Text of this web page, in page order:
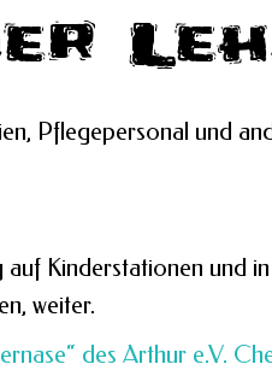
Pflegepersonal und
Kinderstationen und
weiter.
des Arthur e.V.